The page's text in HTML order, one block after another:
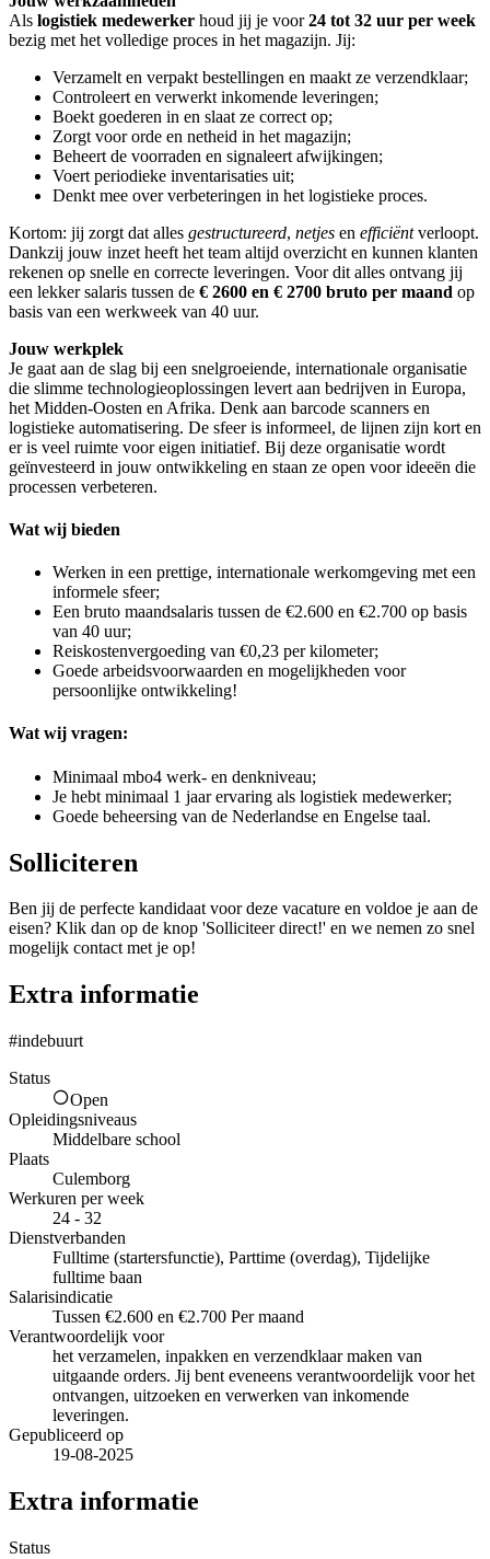
Als logistiek medewerker houd jij je voor24 tot 32 uur per week
bezig met het volledige proces in het magazijn. Jij:
Verzamelt en verpakt bestellingen en maakt ze verzendklaar;
Controleert en verwerkt inkomende leveringen;
Boekt goederen in en slaat ze correct op;
Zorgt voor orde en netheid in het magazijn;
Beheert de voorraden en signaleert afwijkingen;
Voert periodieke inventarisaties uit;
Denkt mee over verbeteringen in het logistieke proces.
Kortom: jij zorgt dat alles gestructureerd, netjes en efficiëntverloopt.
Dankzij jouw inzet heeft het team altijd overzicht en kunnen klanten
rekenen op snelle en correcte leveringen. Voor dit alles ontvang jij
een lekker salaris tussen de € 2600 en € 2700 bruto per maand op
basis van een werkweek van 40 uur.
Jouw werkplek
Je gaat aan de slag bij een snelgroeiende, internationale organisatie
die slimme technologieoplossingen levert aan bedrijven in Europa,
het Midden-Oosten en Afrika. Denk aan barcode scanners en
logistieke automatisering. De sfeer is informeel, de lijnen zijn kort en
er is veel ruimte voor eigen initiatief. Bij deze organisatie wordt
geïnvesteerd in jouw ontwikkeling en staan ze open voor ideeën die
processen verbeteren.
Wat wij bieden
Werken in een prettige, internationale werkomgeving met een
informele sfeer;
Een bruto maandsalaris tussen de €2.600 en €2.700 op basis
van 40 uur;
Reiskostenvergoeding van €0,23 per kilometer;
Goede arbeidsvoorwaarden en mogelijkheden voor
persoonlijke ontwikkeling!
Wat wij vragen:
Minimaal mbo4 werk- en denkniveau;
Je hebt minimaal 1 jaar ervaring als logistiek medewerker;
Goede beheersing van de Nederlandse en Engelse taal.
Solliciteren
Ben jij de perfecte kandidaat voor deze vacature en voldoe je aan de
eisen? Klik dan op de knop 'Solliciteer direct!' en we nemen zo snel
mogelijk contact met je op!
Extra informatie
#indebuurt
Status
Open
Opleidingsniveaus
Middelbare school
Plaats
Culemborg
Werkuren per week
24 - 32
Dienstverbanden
Fulltime (startersfunctie), Parttime (overdag), Tijdelijke
fulltime baan
Salarisindicatie
Tussen €2.600 en €2.700 Per maand
Verantwoordelijk voor
het verzamelen, inpakken en verzendklaar maken van
uitgaande orders. Jij bent eveneens verantwoordelijk voor het
ontvangen, uitzoeken en verwerken van inkomende
leveringen.
Gepubliceerd op
19-08-2025
Extra informatie
Status